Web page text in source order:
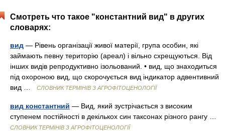
Смотреть что такое "константний вид" в других
словарях:
вид — Рівень організації живої матерії, група особин, які
займають певну територію (ареал) і вільно схрещуються. Від
інших видів репродуктивно ізольований. • вид, що знаходиться
під охороною вид, що скорочується вид індикатор адвентивний
вид …
СЛОВНИК ТЕРМІНІВ З АГРОФІТОЦЕНОЛОГІЇ
вид константний — Вид, який зустрічається з високим
ступенем постійності в декількох син таксонах різного рангу …
СЛОВНИК ТЕРМІНІВ З АГРОФІТОЦЕНОЛОГІЇ